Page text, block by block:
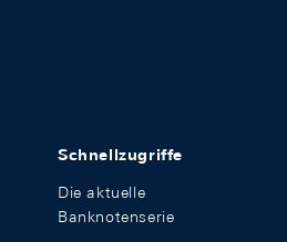
Schnellzugriffe
Die aktuelle
Banknotenserie